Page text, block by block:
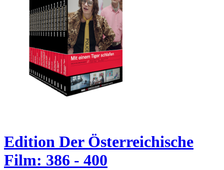
Edition Der Österreichische
Film: 386 - 400